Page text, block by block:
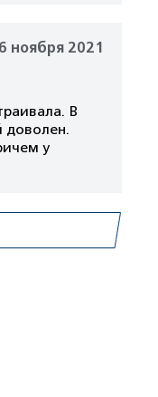
ноября 2021
В
доволен.
у